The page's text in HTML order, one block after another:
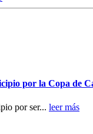
por la Copa de
por ser... leer más